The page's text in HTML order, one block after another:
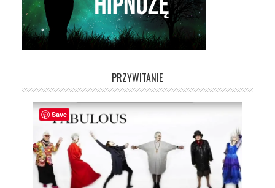
PRZYWITANIE
Save